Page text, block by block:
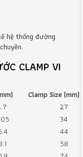
hệ thống đường
CLAMP VI
Clamp Size (mm)
27
34
44
58